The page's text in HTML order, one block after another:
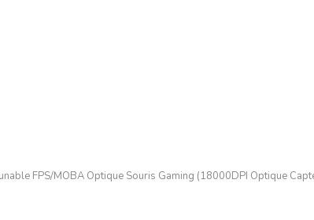
FPS/MOBA Optique Souris Gaming (18000DPI Optique